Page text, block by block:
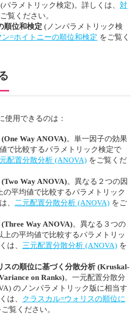
(パラメトリック検定)。詳しくは、 対
覧ください。
順位和検定 (ノンパラメトリック検
ン=ホイトニーの順位和検定 をご覧く
使用できるのは：
Way ANOVA)。単一因子の効果
で比較するパラメトリック検定で
配置分散分析 (ANOVA) をご覧くだ
Way ANOVA)。異なる２つの因
の平均値で比較するパラメトリック
、
二元配置分散分析 (ANOVA) をご
Way ANOVA)。異なる３つの
上の平均値で比較するパラメトリッ
は、 三元配置分散分析 (ANOVA) を
スの順位に基づく分散分析 (Kruskal-
on Ranks)。一元配置分散分
のノンパラメトリック版に相当す
は、 クラスカル=ウォリスの順位に
ご覧ください。